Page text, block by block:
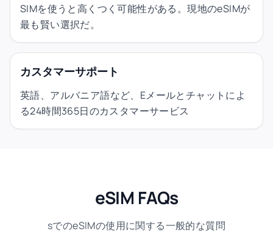
SIMを使うと高くつく可能性がある。現地のeSIMが
最も賢い選択だ。
カスタマーサポート
英語、アルバニア語など、Eメールとチャットによ
る24時間365日のカスタマーサービス
eSIM FAQs
sでのeSIMの使用に関する一般的な質問